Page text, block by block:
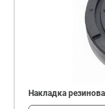
Накладка